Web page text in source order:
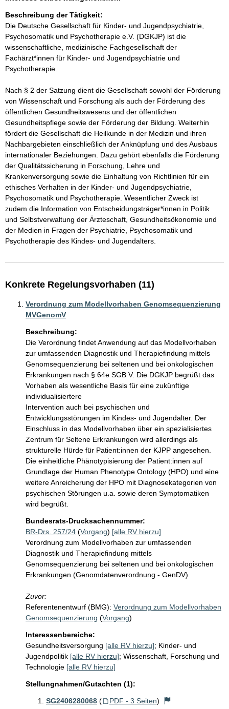
Beschreibung der Tätigkeit:
Die Deutsche Gesellschaft für Kinder- und Jugendpsychiatrie,
Psychosomatik und Psychotherapie e.V. (DGKJP) ist die
wissenschaftliche, medizinische Fachgesellschaft der
Fachärzt*innen für Kinder- und Jugendpsychiatrie und
Psychotherapie.
Nach § 2 der Satzung dient die Gesellschaft sowohl der Förderung
von Wissenschaft und Forschung als auch der Förderung des
öffentlichen Gesundheitswesens und der öffentlichen
Gesundheitspflege sowie der Förderung der Bildung. Weiterhin
fördert die Gesellschaft die Heilkunde in der Medizin und ihren
Nachbargebieten einschließlich der Anknüpfung und des Ausbaus
internationaler Beziehungen. Dazu gehört ebenfalls die Förderung
der Qualitätssicherung in Forschung, Lehre und
Krankenversorgung sowie die Einhaltung von Richtlinien für ein
ethisches Verhalten in der Kinder- und Jugendpsychiatrie,
Psychosomatik und Psychotherapie. Wesentlicher Zweck ist
zudem die Information von Entscheidungsträger*innen in Politik
und Selbstverwaltung der Ärzteschaft, Gesundheitsökonomie und
der Medien in Fragen der Psychiatrie, Psychosomatik und
Psychotherapie des Kindes- und Jugendalters.
Konkrete Regelungsvorhaben (11)
Verordnung zum Modellvorhaben Genomsequenzierung
MVGenomV
Beschreibung:
Die Verordnung findet Anwendung auf das Modellvorhaben
zur umfassenden Diagnostik und Therapiefindung mittels
Genomsequenzierung bei seltenen und bei onkologischen
Erkrankungen nach § 64e SGB V. Die DGKJP begrüßt das
Vorhaben als wesentliche Basis für eine zukünftige
individualisiertere
Intervention auch bei psychischen und
Entwicklungsstörungen im Kindes- und Jugendalter. Der
Einschluss in das Modellvorhaben über ein spezialisiertes
Zentrum für Seltene Erkrankungen wird allerdings als
strukturelle Hürde für Patient:innen der KJPP angesehen.
Die einheitliche Phänotypisierung der Patient:innen auf
Grundlage der Human Phenotype Ontology (HPO) und eine
weitere Anreicherung der HPO mit Diagnosekategorien von
psychischen Störungen u.a. sowie deren Symptomatiken
wird begrüßt.
Bundesrats-Drucksachennummer:
BR-Drs. 257/24 (Vorgang) [alle RV hierzu]
Verordnung zum Modellvorhaben zur umfassenden
Diagnostik und Therapiefindung mittels
Genomsequenzierung bei seltenen und bei onkologischen
Erkrankungen (Genomdatenverordnung - GenDV)
Zuvor:
Referentenentwurf (BMG): Verordnung zum Modellvorhaben
Genomsequenzierung (Vorgang)
Interessenbereiche:
Gesundheitsversorgung [alle RV hierzu]; Kinder- und
Jugendpolitik [alle RV hierzu]; Wissenschaft, Forschung und
Technologie [alle RV hierzu]
Stellungnahmen/Gutachten (1):
SG2406280068 ( PDF - 3 Seiten)